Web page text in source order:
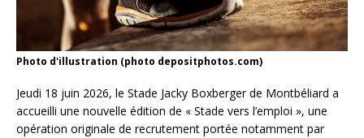
Photo d'illustration (photo depositphotos.com)
Jeudi 18 juin 2026, le Stade Jacky Boxberger de Montbéliard a
accueilli une nouvelle édition de « Stade vers l’emploi », une
opération originale de recrutement portée notamment par